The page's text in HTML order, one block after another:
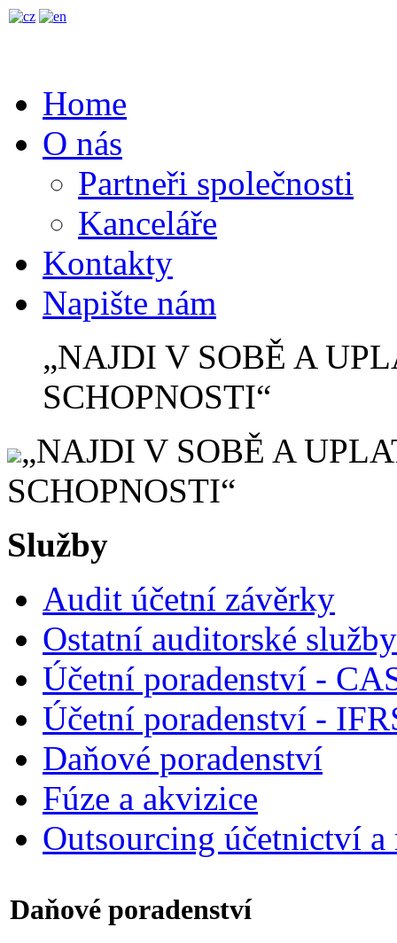
Home
O nás
Partneři společnosti
Kanceláře
Kontakty
Napište nám
„NAJDI V SOBĚ A
SCHOPNOSTI“
„NAJDI V SOBĚ A
SCHOPNOSTI“
Služby
Audit účetní závěrky
Ostatní auditorské služby
Účetní poradenství -
Účetní poradenství -
Daňové poradenství
Fúze a akvizice
Outsourcing účetnictví a
Daňové poradenství